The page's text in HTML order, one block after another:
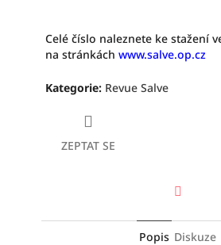
Celé číslo naleznete ke stažení
na stránkách www.salve.op.cz
Kategorie: Revue Salve
ZEPTAT SE
Popis Diskuze